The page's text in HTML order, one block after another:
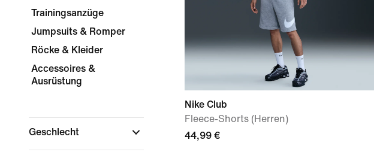
Trainingsanzüge
Jumpsuits & Romper
Röcke & Kleider
Accessoires &
Ausrüstung
Geschlecht
Nike Club
Fleece-Shorts (Herren)
44,99 €